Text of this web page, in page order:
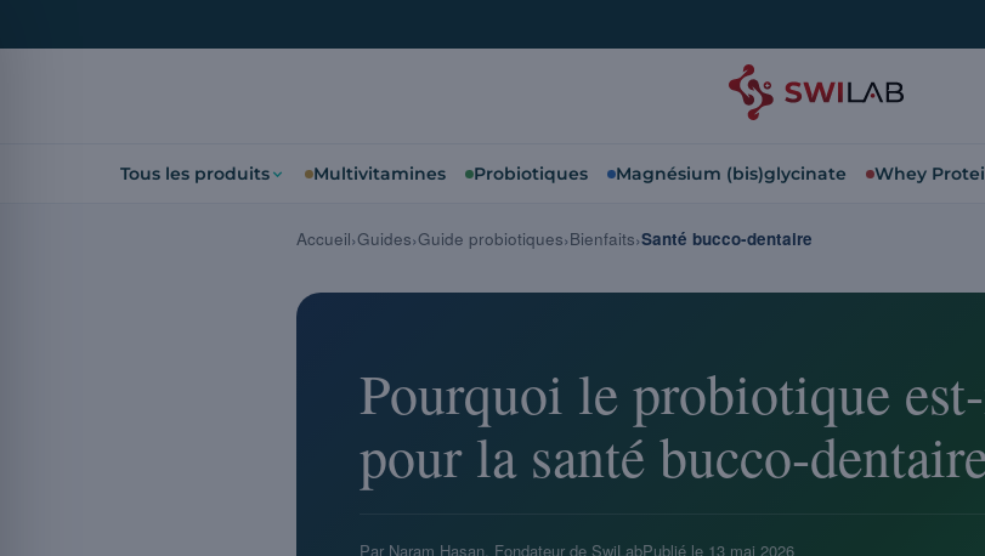
Tous les produits Multivitamines Probiotiques Magnésium (bis)glycinate Whey
Pourquoi le probiotique
pour la santé bucco-
Par Naram Hasan, Fondateur de SwiLabPublié le 13 mai 2026
Accueil Guides Guide probiotiques Bienfaits Santé bucco-dentaire